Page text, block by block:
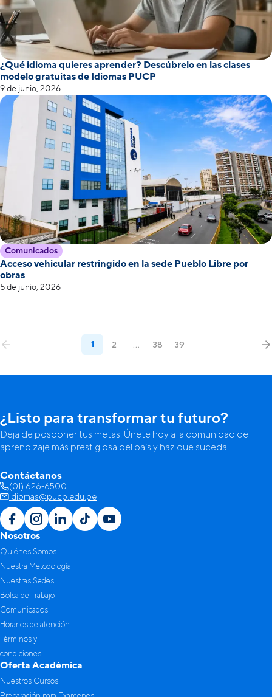
¿Qué idioma quieres aprender? Descúbrelo en las clases
modelo gratuitas de Idiomas PUCP
9 de junio, 2026
Comunicados
Acceso vehicular restringido en la sede Pueblo Libre por
obras
5 de junio, 2026
1 2 … 38 39
¿Listo para transformar tu futuro?
Deja de posponer tus metas. Únete hoy a la comunidad de
aprendizaje más prestigiosa del país y haz que suceda.
Contáctanos
(01) 626-6500
idiomas@pucp.edu.pe
Nosotros
Quiénes Somos
Nuestra Metodología
Nuestras Sedes
Bolsa de Trabajo
Comunicados
Horarios de atención
Términos y
condiciones
Oferta Académica
Nuestros Cursos